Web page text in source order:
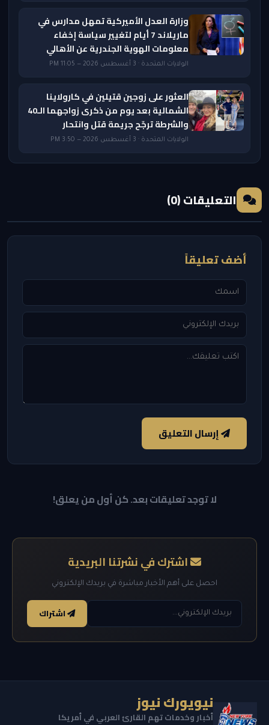
وزارة العدل الأميركية تمهل مدارس في
ماريلاند 7 أيام لتغيير سياسة إخفاء
معلومات الهوية الجندرية عن الأهالي
الولايات المتحدة · 3 أغسطس 2026 — 11:05 PM
العثور على زوجين قتيلين في كارولاينا
الشمالية بعد يوم من ذكرى زواجهما الـ40
والشرطة ترجّح جريمة قتل وانتحار
الولايات المتحدة · 3 أغسطس 2026 — 3:50 PM
التعليقات (0)
أضف تعليقاً
إرسال التعليق
لا توجد تعليقات بعد. كن أول من يعلق!
اشترك في نشرتنا البريدية
احصل على أهم الأخبار مباشرة في بريدك الإلكتروني
اشتراك
نيويورك نيوز
أخبار وخدمات تهم القارئ العربي في أمريكا